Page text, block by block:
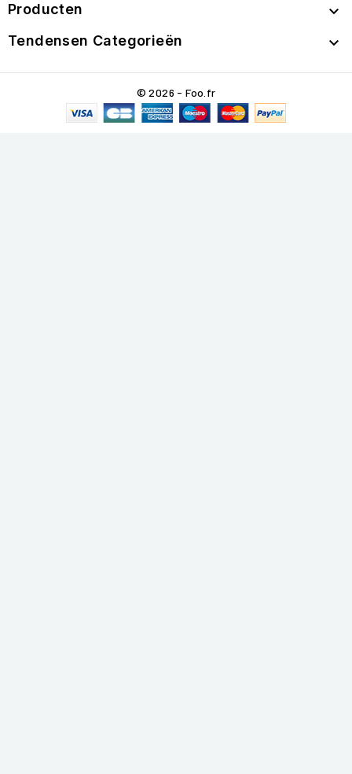
Producten 
Tendensen Categorieën 
© 2026 - Foo.fr